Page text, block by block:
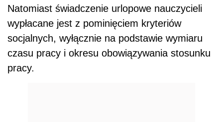
Natomiast świadczenie urlopowe nauczycieli
wypłacane jest z pominięciem kryteriów
socjalnych, wyłącznie na podstawie wymiaru
czasu pracy i okresu obowiązywania stosunku
pracy.